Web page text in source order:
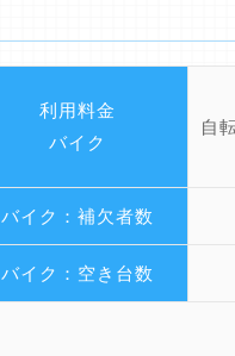
利用料金
バイク
自
バイク：補欠者数
バイク：空き台数